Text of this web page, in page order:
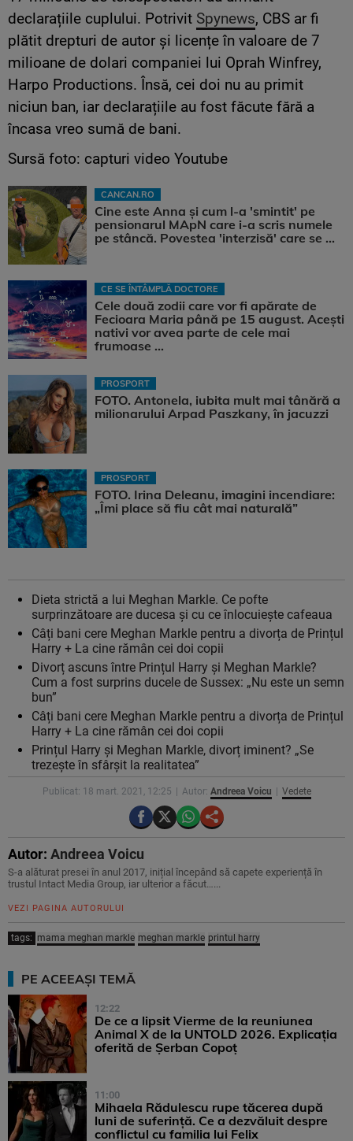
declarațiile cuplului. Potrivit Spynews, CBS ar fi
plătit drepturi de autor și licențe în valoare de 7
milioane de dolari companiei lui Oprah Winfrey,
Harpo Productions. Însă, cei doi nu au primit
niciun ban, iar declarațiile au fost făcute fără a
încasa vreo sumă de bani.
Sursă foto: capturi video Youtube
CANCAN.RO
Cine este Anna și cum l-a 'smintit' pe
pensionarul MApN care i-a scris numele
pe stâncă. Povestea 'interzisă' care se ...
CE SE ÎNTÂMPLĂ DOCTORE
Cele două zodii care vor fi apărate de
Fecioara Maria până pe 15 august. Acești
nativi vor avea parte de cele mai
frumoase ...
PROSPORT
FOTO. Antonela, iubita mult mai tânără a
milionarului Arpad Paszkany, în jacuzzi
PROSPORT
FOTO. Irina Deleanu, imagini incendiare:
„Îmi place să fiu cât mai naturală”
Dieta strictă a lui Meghan Markle. Ce pofte
surprinzătoare are ducesa și cu ce înlocuiește cafeaua
Câți bani cere Meghan Markle pentru a divorța de Prințul
Harry + La cine rămân cei doi copii
Divorț ascuns între Prințul Harry și Meghan Markle?
Cum a fost surprins ducele de Sussex: „Nu este un semn
bun”
Câți bani cere Meghan Markle pentru a divorța de Prințul
Harry + La cine rămân cei doi copii
Prințul Harry și Meghan Markle, divorț iminent? „Se
trezește în sfârșit la realitatea”
Publicat: 18 mart. 2021, 12:25 Autor: Andreea Voicu Vedete
Autor: Andreea Voicu
S-a alăturat presei în anul 2017, inițial începând să capete experiență în
trustul Intact Media Group, iar ulterior a făcut…...
VEZI PAGINA AUTORULUI
tags: mama meghan markle meghan markle printul harry
PE ACEEAȘI TEMĂ
12:22
De ce a lipsit Vierme de la reuniunea
Animal X de la UNTOLD 2026. Explicația
oferită de Șerban Copoț
11:00
Mihaela Rădulescu rupe tăcerea după
luni de suferință. Ce a dezvăluit despre
conflictul cu familia lui Felix